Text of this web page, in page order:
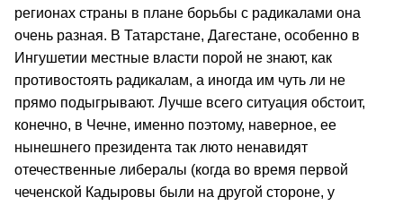
регионах страны в плане борьбы с радикалами она
очень разная. В Татарстане, Дагестане, особенно в
Ингушетии местные власти порой не знают, как
противостоять радикалам, а иногда им чуть ли не
прямо подыгрывают. Лучше всего ситуация обстоит,
конечно, в Чечне, именно поэтому, наверное, ее
нынешнего президента так люто ненавидят
отечественные либералы (когда во время первой
чеченской Кадыровы были на другой стороне, у